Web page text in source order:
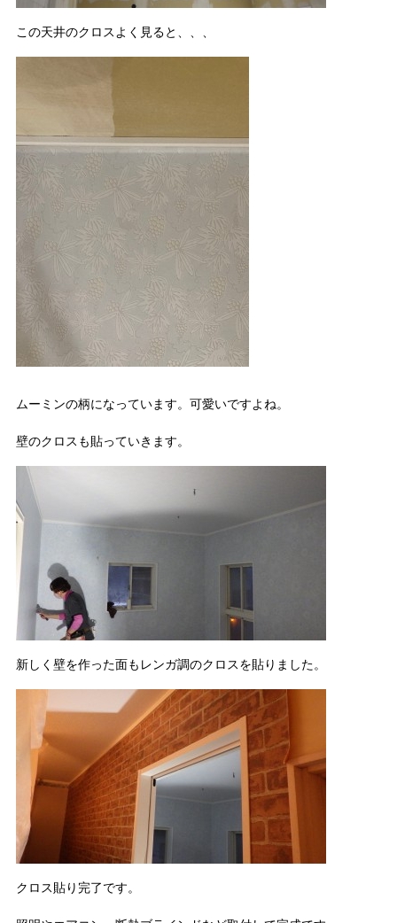
この天井のクロスよく見ると、、、
ムーミンの柄になっています。可愛いですよね。
壁のクロスも貼っていきます。
新しく壁を作った面もレンガ調のクロスを貼りました。
クロス貼り完了です。